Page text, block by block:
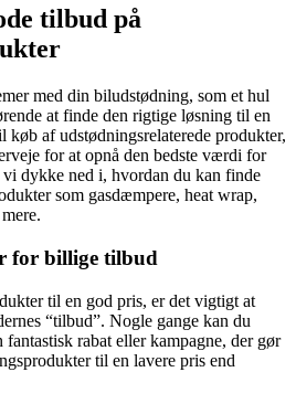
tilbud på
med din biludstødning, som et hul
at finde den rigtige løsning til en
køb af udstødningsrelaterede produkter,
for at opnå den bedste værdi for
dykke ned i, hvordan du kan finde
som gasdæmpere, heat wrap,
for billige tilbud
til en god pris, er det vigtigt at
“tilbud”. Nogle gange kan du
rabat eller kampagne, der gør
til en lavere pris end